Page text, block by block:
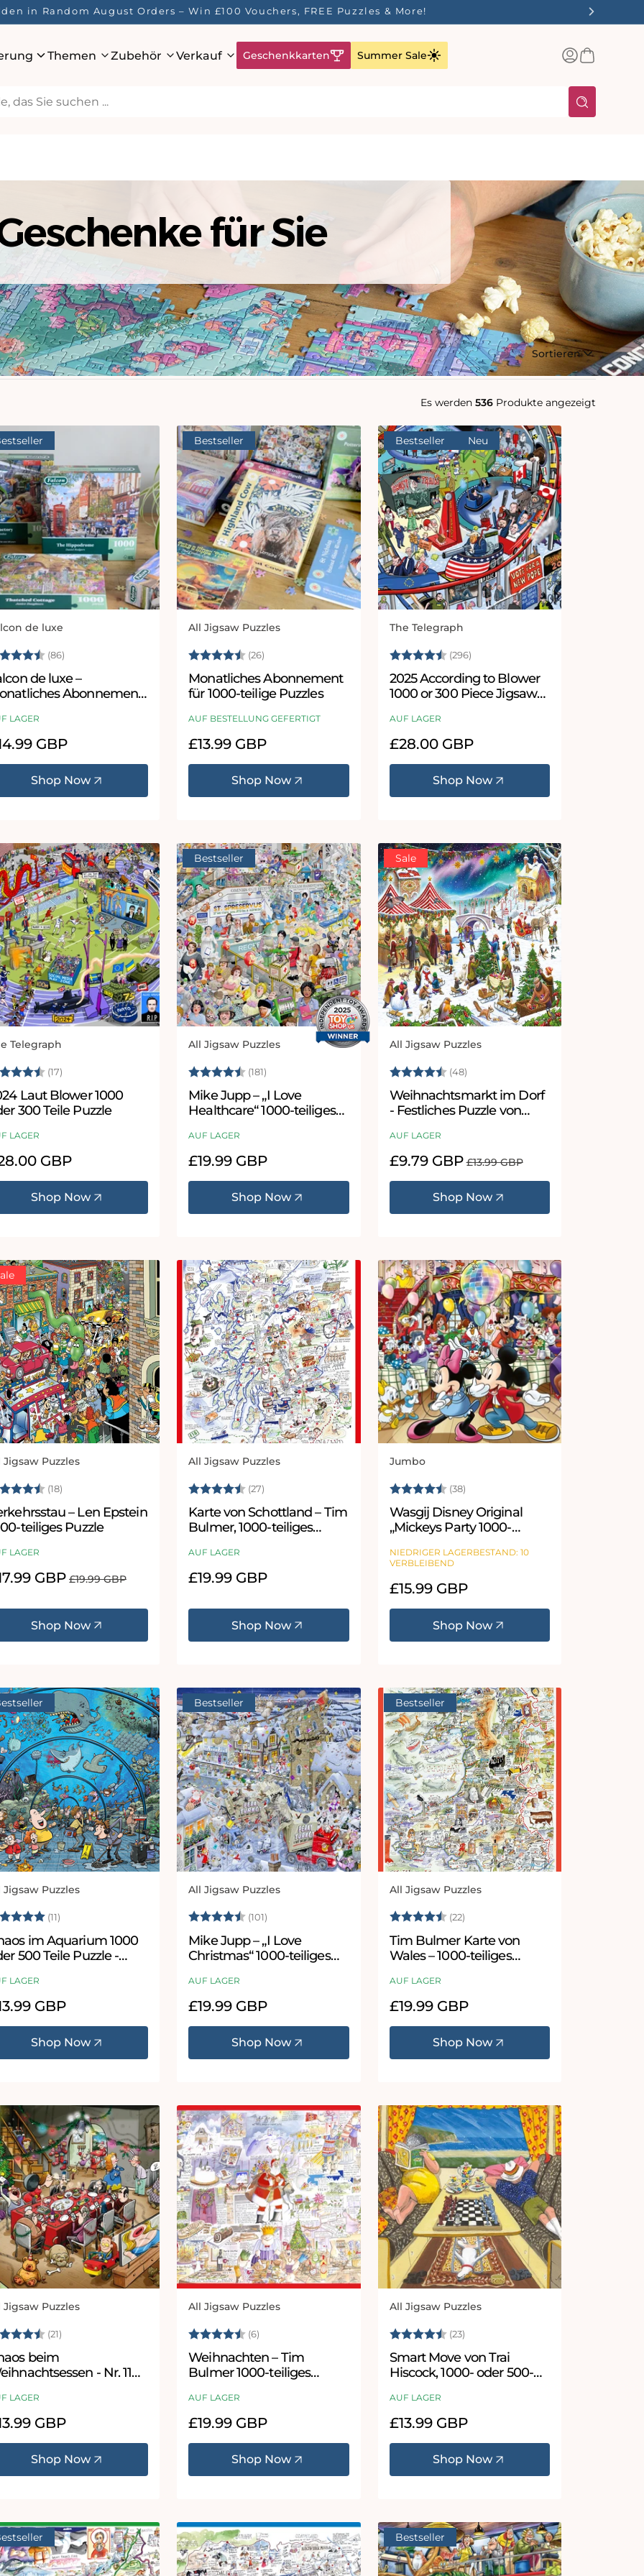
☀️ Enjoy up to 40% Off Your Favourite Puzzles - Whilst Stocks Last!
Themen Zubehör Verkauf Geschenkkarten Summer Sale Einloggen
Warenkorb
für Sie
Sortieren
Es werden 536 Produkte angezeigt
de luxe
(86)
de luxe –
Abonnement
LAGER
GBP
Shop Now
Bestseller
Anbieter:
All Jigsaw Puzzles
Bewertung:
(26)
Monatliches Abonnement
für 1000-teilige Puzzles
AUF BESTELLUNG GEFERTIGT
Normaler
£13.99 GBP
Shop Now
Bestseller Neu
Anbieter:
The Telegraph
Bewertung:
(296)
2025 According to Blower
1000 or 300 Piece Jigsaw
AUF LAGER
Normaler
£28.00 GBP
Shop Now
Telegraph
(17)
Laut Blower 1000
300 Teile Puzzle
LAGER
GBP
Shop Now
Bestseller
Anbieter:
All Jigsaw Puzzles
Bewertung:
(181)
Mike Jupp – „I Love
Healthcare“ 1000-teiliges
AUF LAGER
Normaler
£19.99 GBP
Shop Now
Sale
Anbieter:
All Jigsaw Puzzles
Bewertung:
(48)
Weihnachtsmarkt im Dorf
- Festliches Puzzle von
AUF LAGER
Verkaufspreis
£9.79 GBP Normaler
£13.99 GBP
Shop Now
Jigsaw Puzzles
(18)
– Len Epstein
teiliges Puzzle
LAGER
GBP Normaler
£19.99 GBP
Shop Now
Anbieter:
All Jigsaw Puzzles
Bewertung:
(27)
Karte von Schottland – Tim
Bulmer, 1000-teiliges
AUF LAGER
Normaler
£19.99 GBP
Shop Now
Anbieter:
Jumbo
Bewertung:
(38)
Wasgij Disney Original
„Mickeys Party 1000-
NIEDRIGER LAGERBESTAND: 10
VERBLEIBEND
Normaler
£15.99 GBP
Shop Now
Jigsaw Puzzles
(11)
im Aquarium 1000
500 Teile Puzzle -
LAGER
GBP
Shop Now
Bestseller
Anbieter:
All Jigsaw Puzzles
Bewertung:
(101)
Mike Jupp – „I Love
Christmas“ 1000-teiliges
AUF LAGER
Normaler
£19.99 GBP
Shop Now
Bestseller
Anbieter:
All Jigsaw Puzzles
Bewertung:
(22)
Tim Bulmer Karte von
Wales – 1000-teiliges
AUF LAGER
Normaler
£19.99 GBP
Shop Now
Jigsaw Puzzles
(21)
beim
- Nr. 11
LAGER
GBP
Shop Now
Anbieter:
All Jigsaw Puzzles
Bewertung:
(6)
Weihnachten – Tim
Bulmer 1000-teiliges
AUF LAGER
Normaler
£19.99 GBP
Shop Now
Anbieter:
All Jigsaw Puzzles
Bewertung:
(23)
Smart Move von Trai
Hiscock, 1000- oder 500-
AUF LAGER
Normaler
£13.99 GBP
Shop Now
Bestseller